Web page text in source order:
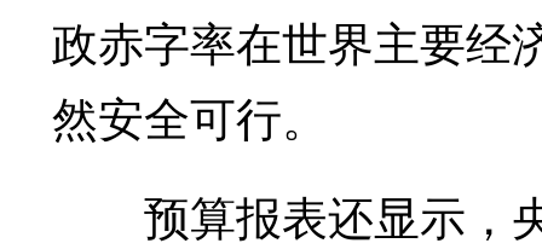
政赤字率在世界主要经
然安全可行。
预算报表还显示，